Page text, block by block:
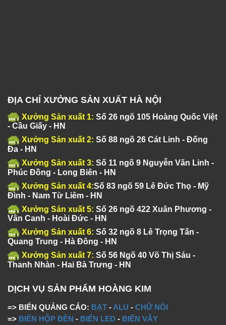
ĐỊA CHỈ XƯỞNG SẢN XUẤT HÀ NỘI
Xưởng Sản xuất 1: Số 26 ngõ 105 Hoàng Quốc Việt
- Cầu Giấy - HN
Xưởng Sản xuất 2: Số 88 ngõ 26 Cát Linh - Đống
Đa - HN
Xưởng Sản xuất 3: Số 11 ngõ 9 Nguyễn Văn Linh -
Phúc Đồng - Long Biên - HN
Xưởng Sản xuất 4:Số 83 ngõ 59 Lê Đức Thọ - Mỹ
Đình - Nam Từ Liêm - HN
Xưởng Sản xuất 5: Số 26 ngõ 422 Xuân Phương -
Vân Canh - Hoài Đức - HN
Xưởng Sản xuất 6: Số 32 ngõ 8 Lê Trọng Tấn -
Quang Trung - Hà Đông - HN
Xưởng Sản xuất 7: Số 56 Ngõ 40 Võ Thị Sáu -
Thanh Nhàn - Hai Bà Trưng - HN
DỊCH VỤ SẢN PHẨM HOÀNG KIM
=> BIỂN QUẢNG CÁO: BẠT - ALU - CHỮ NỔI
=> BIỂN HỘP ĐÈN - BIỂN LED - BIỂN VẪY